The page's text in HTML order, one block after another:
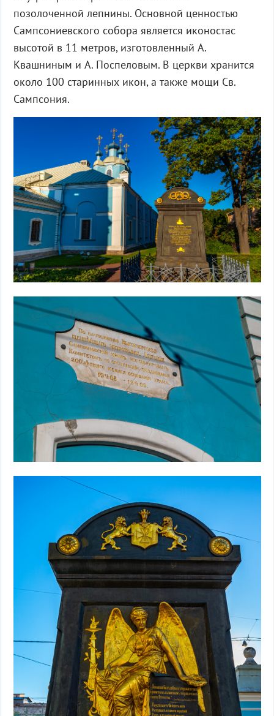
позолоченной лепнины. Основной ценностью
Сампсониевского собора является иконостас
высотой в 11 метров, изготовленный А.
Квашниным и А. Поспеловым. В церкви хранится
около 100 старинных икон, а также мощи Св.
Сампсония.